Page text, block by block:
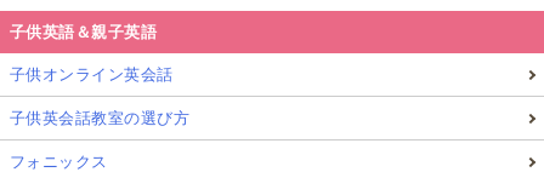
子供英語＆親子英語
子供オンライン英会話
子供英会話教室の選び方
フォニックス